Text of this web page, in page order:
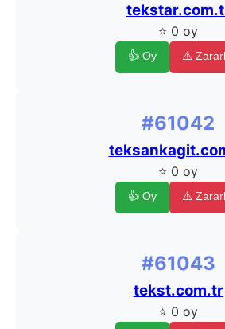
⭐ 0 oy
👍 Oy ⚠️
#61042
⭐ 0 oy
👍 Oy ⚠️
#61043
tekst.com.tr
⭐ 0 oy